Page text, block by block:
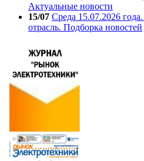
Актуальные новости
15/07 Среда 15.07.2026
отрасль. Подборка новостей